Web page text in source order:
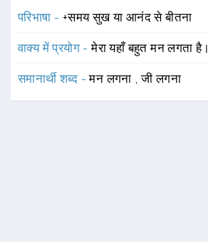
परिभाषा - +समय सुख या आनंद से बीतना
वाक्य में प्रयोग -मेरा यहाँ बहुत मन लगता है।
समानार्थी शब्द -मन लगना ,जी लगना